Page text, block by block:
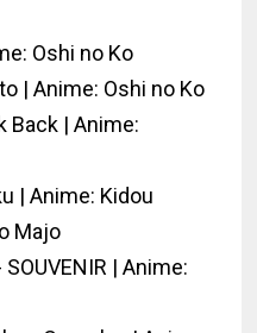
Oshi no Ko
| Anime: Oshi no Ko
Back | Anime:
| Anime: Kidou
Majo
| Anime: